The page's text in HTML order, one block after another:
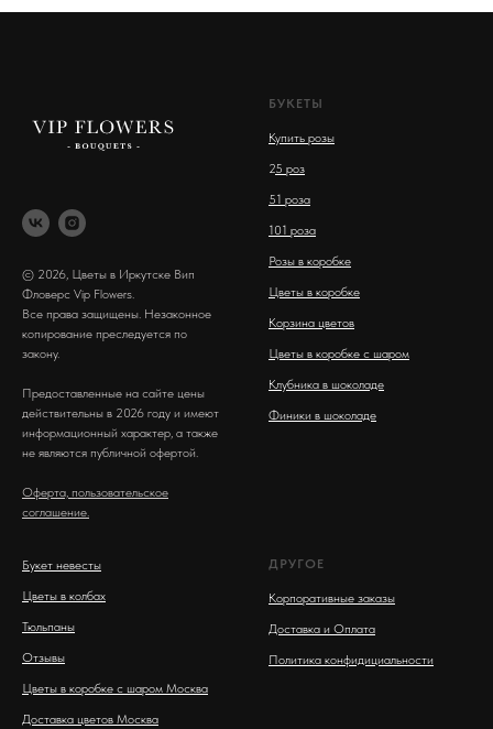
© 2026, Цветы в Иркутске Вип
Фловерс Vip Flowers.
Все права защищены. Незаконное
копирование преследуется по
закону.
Предоставленные на сайте цены
действительны в 2026 году и имеют
информационный характер, а также
не являются публичной офертой.
Оферта, пользовательское
соглашение.
БУКЕТЫ
Купить розы
25 роз
51 роза
101 роза
Розы в коробке
Цветы в коробке
Корзина цветов
Цветы в коробке с шаром
Клубника в шоколаде
Финики в шоколаде
Букет невесты
Цветы в колбах
Тюльпаны
Отзывы
Цветы в коробке с шаром Москва
Доставка цветов Москва
ДРУГОЕ
Корпоративные заказы
Доставка и Оплата
Политика конфидициальности